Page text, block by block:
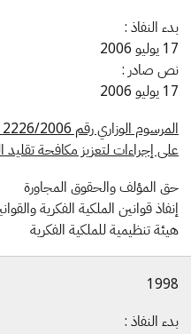
النفاذ :
صادر :
إجراءات لتعزيز مكافحة تقليد
المؤلف والحقوق المجاورة
قوانين الملكية الفكرية
تنظيمية للملكية الفكرية
النفاذ :